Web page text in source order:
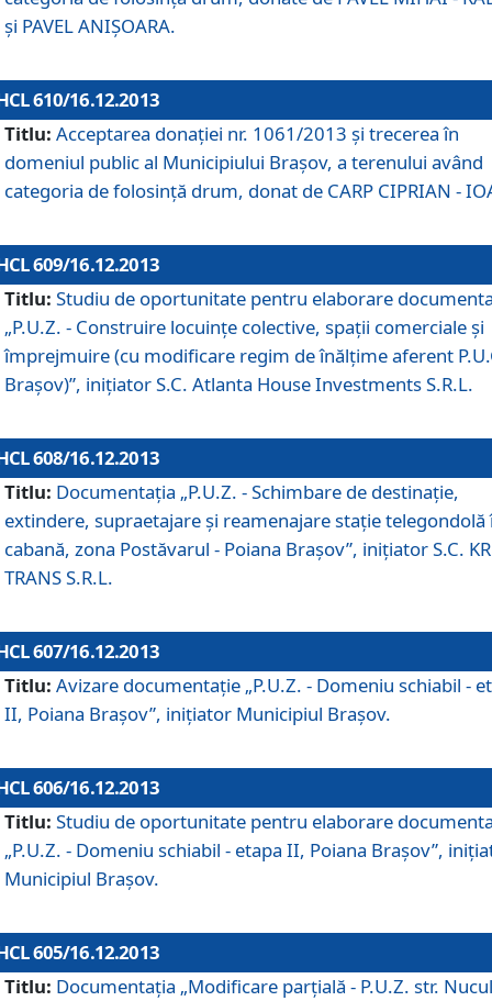
şi PAVEL ANIŞOARA.
610/16.12.2013
Titlu: Acceptarea donaţiei nr. 1061/2013 şi trecerea în
domeniul public al Municipiului Braşov, a terenului având
categoria de folosinţă drum, donat de CARP CIPRIAN -
609/16.12.2013
Titlu: Studiu de oportunitate pentru elaborare
„P.U.Z. - Construire locuinţe colective, spaţii comerciale şi
împrejmuire (cu modificare regim de înălţime aferent
Braşov)”, iniţiator S.C. Atlanta House Investments S.R.L.
608/16.12.2013
Titlu: Documentaţia „P.U.Z. - Schimbare de destinaţie,
extindere, supraetajare şi reamenajare staţie telegondolă
cabană, zona Postăvarul - Poiana Braşov”, iniţiator S.C.
TRANS S.R.L.
607/16.12.2013
Titlu: Avizare documentaţie „P.U.Z. - Domeniu schiabil -
II, Poiana Braşov”, iniţiator Municipiul Braşov.
606/16.12.2013
Titlu: Studiu de oportunitate pentru elaborare
„P.U.Z. - Domeniu schiabil - etapa II, Poiana Braşov”,
Municipiul Braşov.
605/16.12.2013
Titlu: Documentaţia „Modificare parţială - P.U.Z. str.